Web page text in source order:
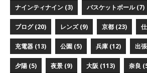
ナインティナイン (3) バスケットボール (7)
ブログ (20) レンズ (9) 京都 (23)
充電器 (13) 公園 (5) 兵庫 (12) 出
夕陽 (5) 夜景 (9) 大阪 (113) 奈良